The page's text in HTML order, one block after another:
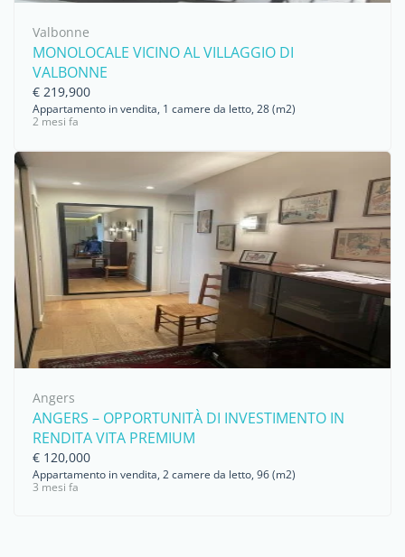
Valbonne
MONOLOCALE VICINO AL VILLAGGIO DI
VALBONNE
€ 219,900
Appartamento in vendita, 1 camere da letto, 28 (m2)
2 mesi fa
Angers
ANGERS – OPPORTUNITÀ DI INVESTIMENTO IN
RENDITA VITA PREMIUM
€ 120,000
Appartamento in vendita, 2 camere da letto, 96 (m2)
3 mesi fa